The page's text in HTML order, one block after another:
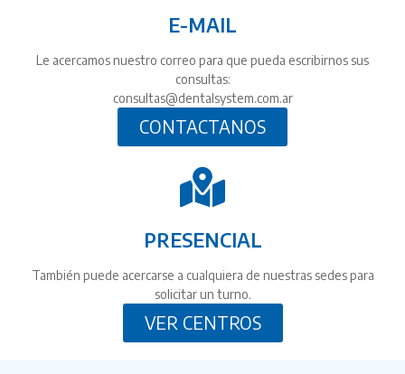
E-MAIL
Le acercamos nuestro correo para que pueda escribirnos sus
consultas:
consultas@dentalsystem.com.ar
CONTACTANOS
PRESENCIAL
También puede acercarse a cualquiera de nuestras sedes para
solicitar un turno.
VER CENTROS